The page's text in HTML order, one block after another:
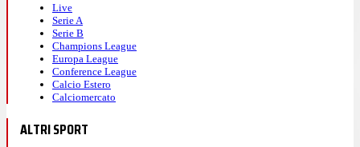
Live
Serie A
Serie B
Champions League
Europa League
Conference League
Calcio Estero
Calciomercato
ALTRI SPORT